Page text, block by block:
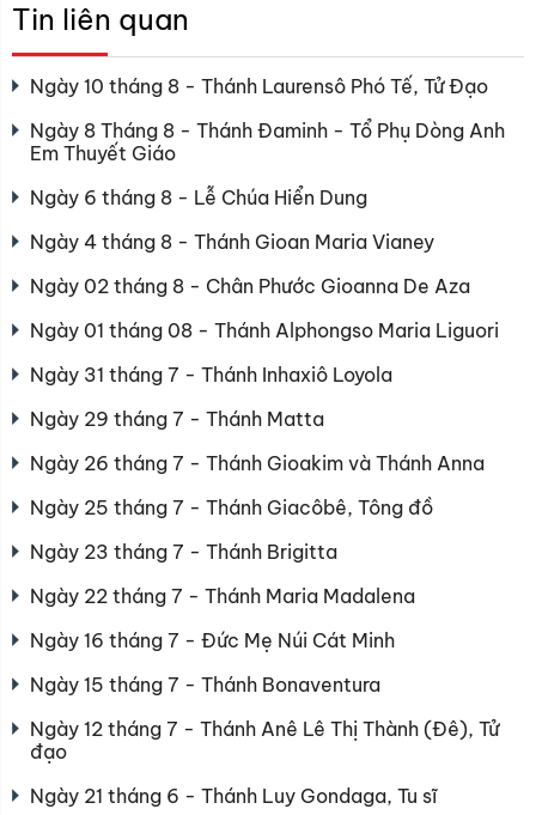
Tin liên quan
Ngày 10 tháng 8 - Thánh Laurensô Phó Tế, Tử Đạo
Ngày 8 Tháng 8 - Thánh Đaminh - Tổ Phụ Dòng Anh
Em Thuyết Giáo
Ngày 6 tháng 8 - Lễ Chúa Hiển Dung
Ngày 4 tháng 8 - Thánh Gioan Maria Vianey
Ngày 02 tháng 8 - Chân Phước Gioanna De Aza
Ngày 01 tháng 08 - Thánh Alphongso Maria Liguori
Ngày 31 tháng 7 - Thánh Inhaxiô Loyola
Ngày 29 tháng 7 - Thánh Matta
Ngày 26 tháng 7 - Thánh Gioakim và Thánh Anna
Ngày 25 tháng 7 - Thánh Giacôbê, Tông đồ
Ngày 23 tháng 7 - Thánh Brigitta
Ngày 22 tháng 7 - Thánh Maria Madalena
Ngày 16 tháng 7 - Đức Mẹ Núi Cát Minh
Ngày 15 tháng 7 - Thánh Bonaventura
Ngày 12 tháng 7 - Thánh Anê Lê Thị Thành (Đê), Tử
đạo
Ngày 21 tháng 6 - Thánh Luy Gondaga, Tu sĩ